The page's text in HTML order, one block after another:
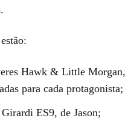
Hawk & Little Morgan,
para cada protagonista;
ES9, de Jason;